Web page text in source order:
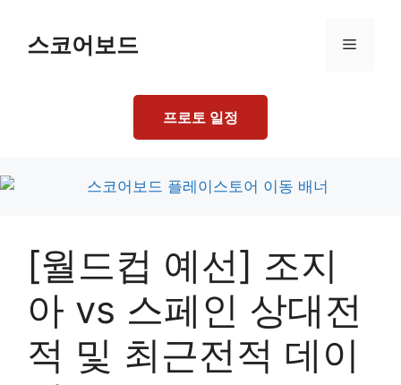
content스코어보드 Menu
프로토 일정
[월드컵 예선] 조지
아 vs 스페인 상대전
적 및 최근전적 데이